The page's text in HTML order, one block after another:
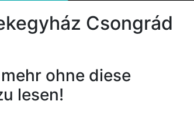
Csongrád
ohne diese
lesen!